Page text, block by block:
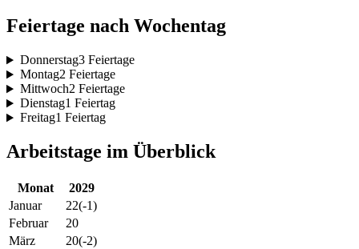
Feiertage nach Wochentag
Donnerstag3 Feiertage
Montag2 Feiertage
Mittwoch2 Feiertage
Dienstag1 Feiertag
Freitag1 Feiertag
Arbeitstage im Überblick
Monat
2029
Januar
22(-1)
Februar
20
März
20(-2)